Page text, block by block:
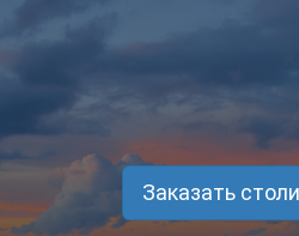
Заказать